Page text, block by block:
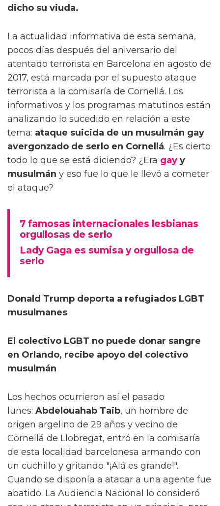
dicho su viuda.
La actualidad informativa de esta semana,
pocos días después del aniversario del
atentado terrorista en Barcelona en agosto de
2017, está marcada por el supuesto ataque
terrorista a la comisaría de Cornellá. Los
informativos y los programas matutinos están
analizando lo sucedido en relación a este
tema: ataque suicida de un musulmán gay
avergonzado de serlo en Cornellá. ¿Es cierto
todo lo que se está diciendo? ¿Era gay y
musulmán y eso fue lo que le llevó a cometer
el ataque?
7 famosas internacionales lesbianas
orgullosas de serlo
Lady Gaga es sumisa y orgullosa de
serlo
Donald Trump deporta a refugiados LGBT
musulmanes
El colectivo LGBT no puede donar sangre
en Orlando, recibe apoyo del colectivo
musulmán
Los hechos ocurrieron así el pasado
lunes: Abdelouahab Taib, un hombre de
origen argelino de 29 años y vecino de
Cornellá de Llobregat, entró en la comisaría
de esta localidad barcelonesa armando con
un cuchillo y gritando "¡Alá es grande!".
Cuando se disponía a atacar a una agente fue
abatido. La Audiencia Nacional lo consideró